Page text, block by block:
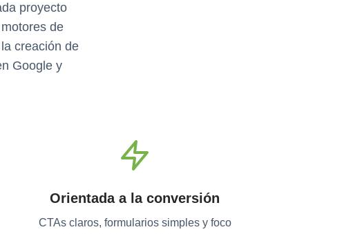
proyecto
de
creación de
Google y
Orientada a la conversión
CTAs claros, formularios simples y foco